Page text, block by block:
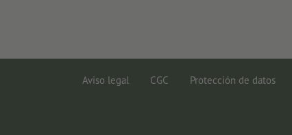
Aviso legal CGC Protección de datos